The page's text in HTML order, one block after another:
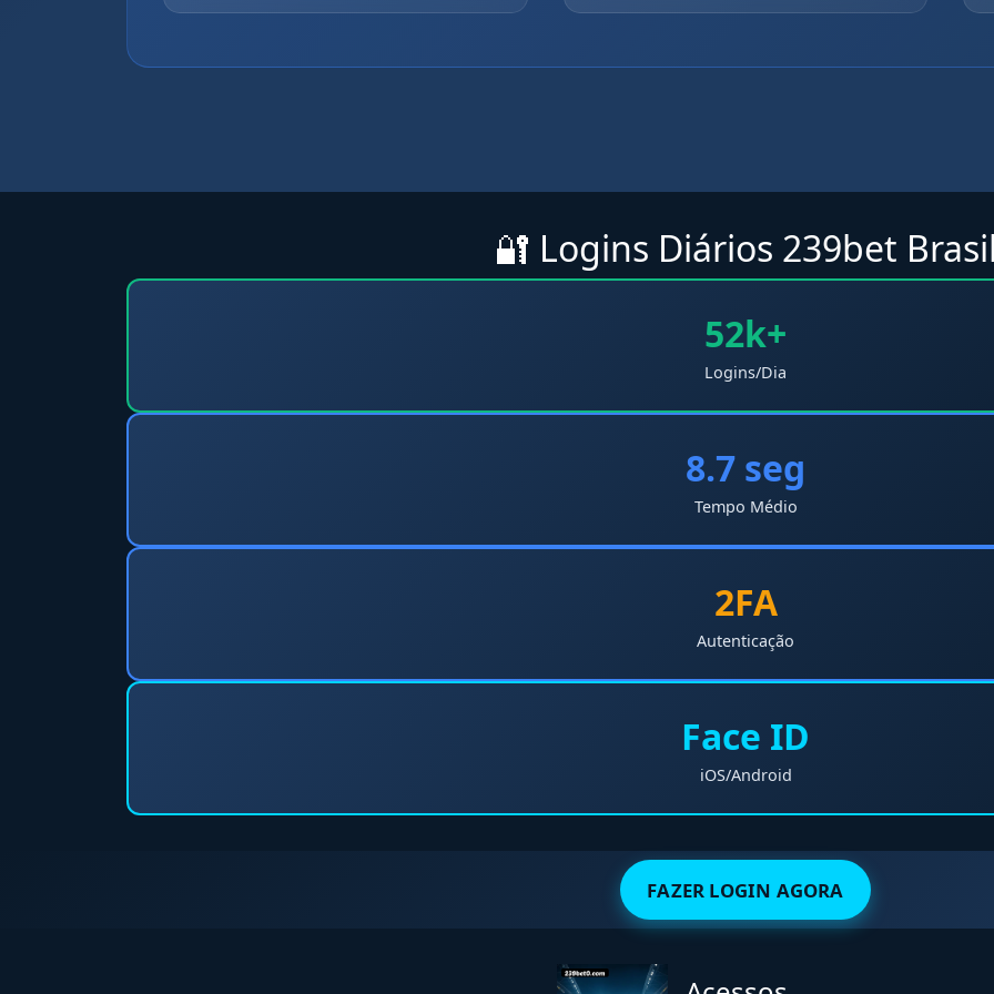
🔐 Logins Diários 239bet
52k+
Logins/Dia
8.7 seg
Tempo Médio
2FA
Autenticação
Face ID
iOS/Android
FAZER LOGIN AGORA